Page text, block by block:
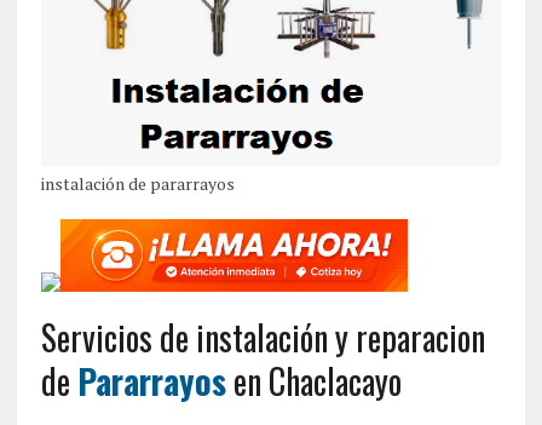
instalación de pararrayos
Servicios de instalación y reparacion
de Pararrayosen Chaclacayo